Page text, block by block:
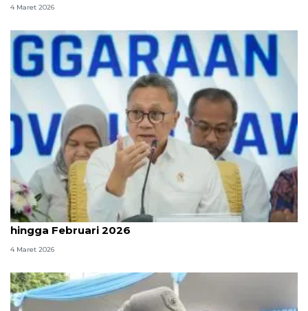
4 Maret 2026
Pemerintah sebut penerima MBG capai 61,2 juta
hingga Februari 2026
4 Maret 2026